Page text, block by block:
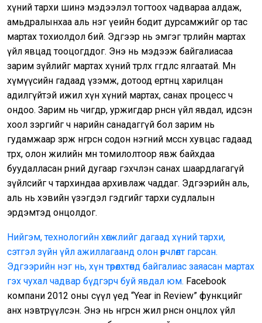
хүний тархи шинэ мэдээлэл тогтоох чадвараа алдаж,
амьдралынхаа аль нэг үеийн бодит дурсамжийг ор тас
мартах тохиолдол бий. Эдгээр нь эмгэг төрлийн мартах
үйл явцад тооцогддог. Энэ нь мэдээж байгалиасаа
зарим зүйлийг мартах хүний төрөлх өгөгдлөөс ялгаатай. Мөн
хүмүүсийн гадаад үзэмж, дотоод ертөнц харилцан
адилгүйтэй ижил хүн хүний мартах, санах процесс ч
ондоо. Зарим нь өчигдөр, уржигдар өрнөсөн үйл явдал, идсэн
хоол зэргийг ч нарийн санадаггүй бол зарим нь
гудамжаар зөрж өнгөрсөн содон нэгний өмссөн хувцас гадаад
төрх, олон жилийн өмнө томилолтоор явж байхдаа
буудалласан өрөөний дугаар гэхчлэн санах шаардлагагүй
зүйлсийг ч тархиндаа архивлаж чаддаг. Эдгээрийн аль,
аль нь хэвийн үзэгдэл гэдгийг тархи судлалын
эрдэмтэд онцолдог.
Нийгэм, технологийн хөгжлийг дагаад хүний тархи,
сэтгэл зүйн үйл ажиллагаанд олон өөрчлөлт гарсан.
Эдгээрийн нэг нь, хүн төрөлхтөнд байгалиас заяасан мартах
гэх чухал чадвар бүдгэрч буй явдал юм. Facebook
компани 2012 оны сүүл үед “Year in Review” функцийг
анх нэвтрүүлсэн. Энэ нь өнгөрсөн жил өрнөсөн онцлох үйл